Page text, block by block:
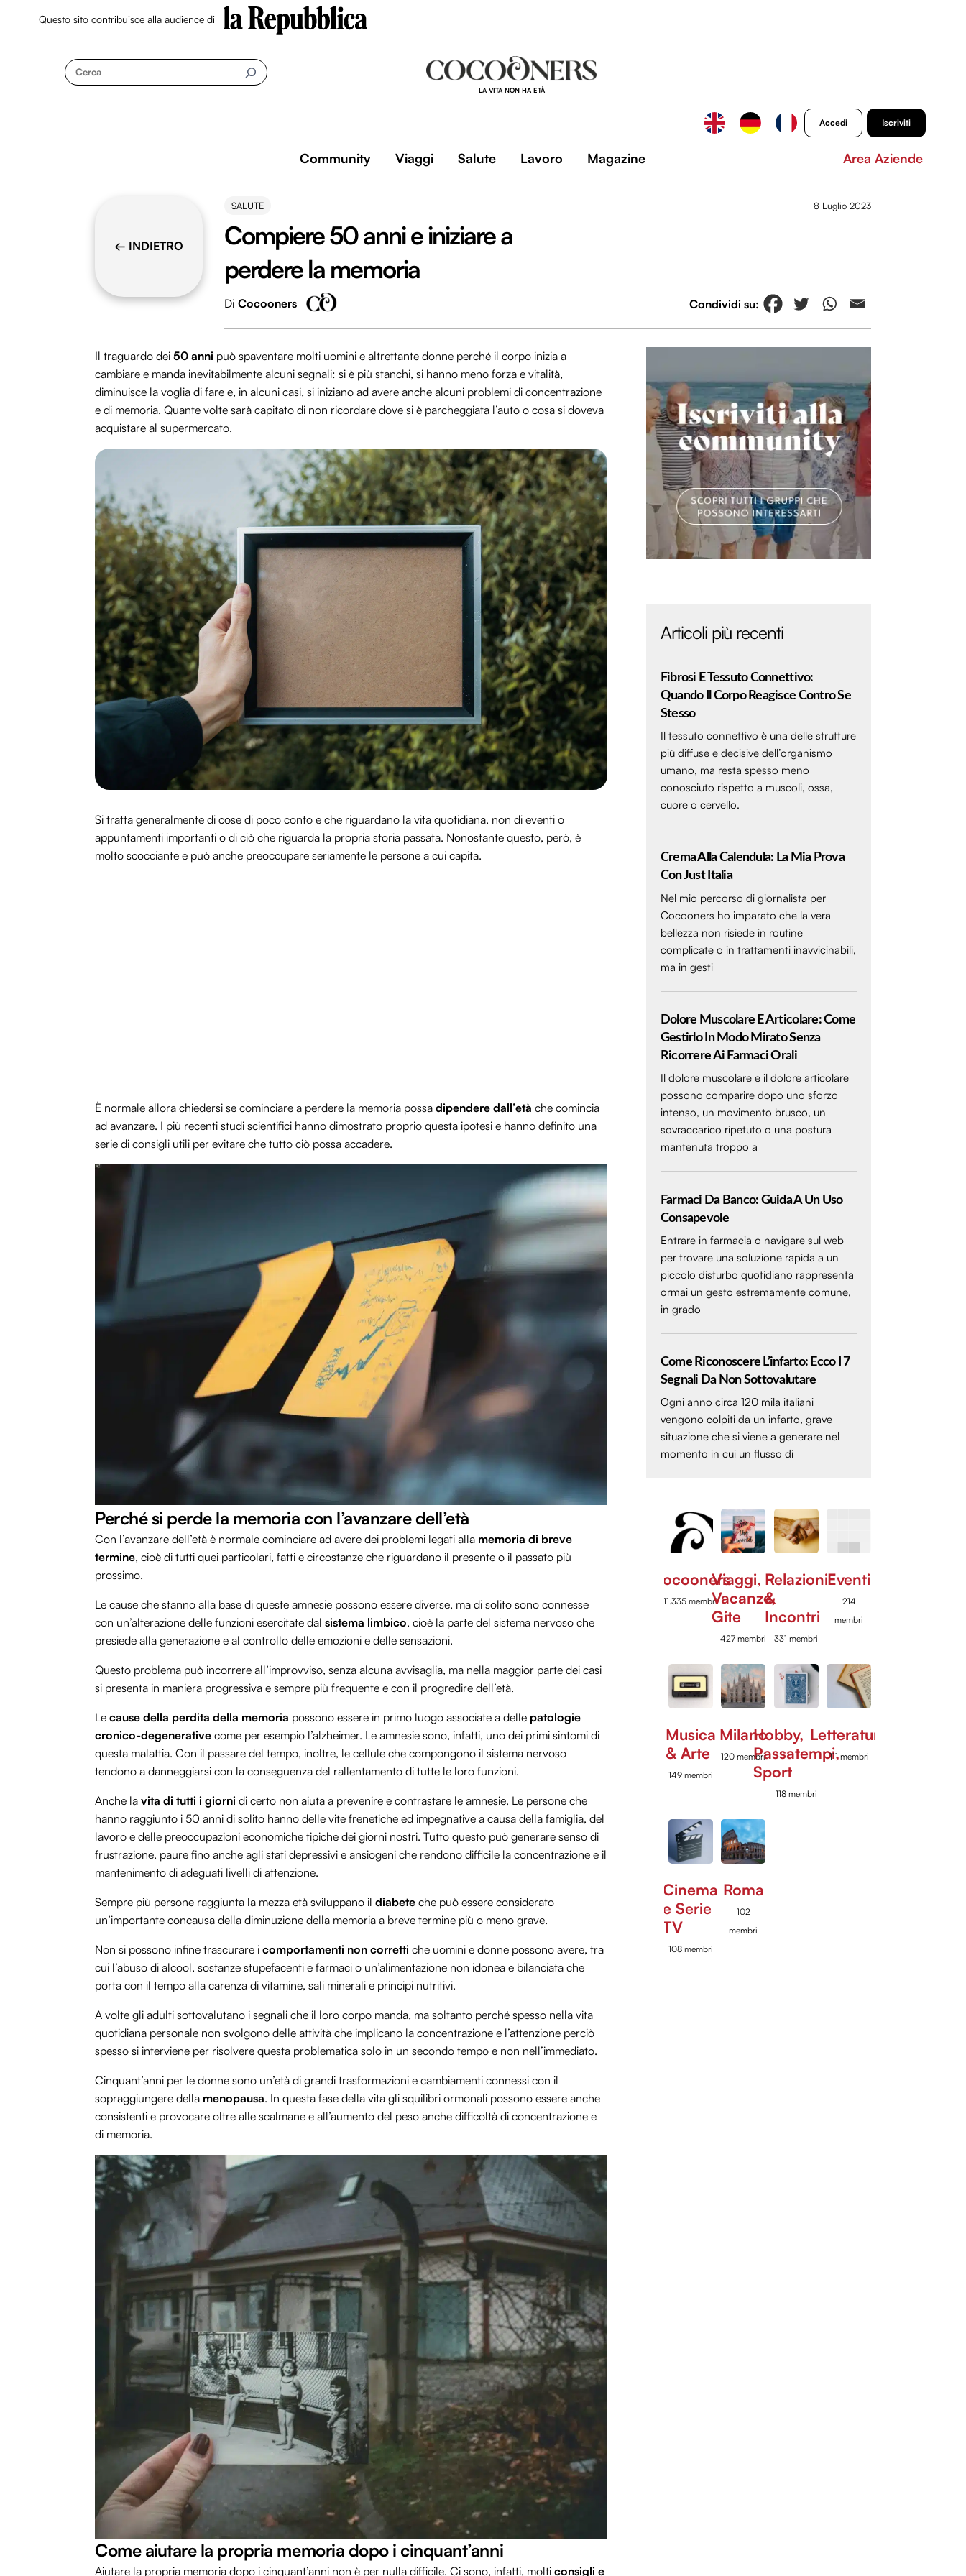
Questo sito contribuisce alla audience di
Cerca
LA VITA NON HA ETÀ
Accedi Iscriviti
Community Viaggi Salute Lavoro Magazine Area Aziende
← INDIETRO
SALUTE 8 Luglio 2023
Compiere 50 anni e iniziare a
perdere la memoria
Di Cocooners
Il traguardo dei 50 anni può spaventare molti uomini e altrettante donne perché il corpo inizia a
cambiare e manda inevitabilmente alcuni segnali: si è più stanchi, si hanno meno forza e vitalità,
diminuisce la voglia di fare e, in alcuni casi, si iniziano ad avere anche alcuni problemi di concentrazione
e di memoria. Quante volte sarà capitato di non ricordare dove si è parcheggiata l’auto o cosa si doveva
acquistare al supermercato.
Si tratta generalmente di cose di poco conto e che riguardano la vita quotidiana, non di eventi o
appuntamenti importanti o di ciò che riguarda la propria storia passata. Nonostante questo, però, è
molto scocciante e può anche preoccupare seriamente le persone a cui capita.
È normale allora chiedersi se cominciare a perdere la memoria possa dipendere dall’età che comincia
ad avanzare. I più recenti studi scientifici hanno dimostrato proprio questa ipotesi e hanno definito una
serie di consigli utili per evitare che tutto ciò possa accadere.
Perché si perde la memoria con l’avanzare dell’età
Con l’avanzare dell’età è normale cominciare ad avere dei problemi legati alla memoria di breve
termine, cioè di tutti quei particolari, fatti e circostanze che riguardano il presente o il passato più
prossimo.
Le cause che stanno alla base di queste amnesie possono essere diverse, ma di solito sono connesse
con un’alterazione delle funzioni esercitate dal sistema limbico, cioè la parte del sistema nervoso che
presiede alla generazione e al controllo delle emozioni e delle sensazioni.
Questo problema può incorrere all’improvviso, senza alcuna avvisaglia, ma nella maggior parte dei casi
si presenta in maniera progressiva e sempre più frequente e con il progredire dell’età.
Le cause della perdita della memoria possono essere in primo luogo associate a delle patologie
cronico-degenerative come per esempio l’alzheimer. Le amnesie sono, infatti, uno dei primi sintomi di
questa malattia. Con il passare del tempo, inoltre, le cellule che compongono il sistema nervoso
tendono a danneggiarsi con la conseguenza del rallentamento di tutte le loro funzioni.
Anche la vita di tutti i giorni di certo non aiuta a prevenire e contrastare le amnesie. Le persone che
hanno raggiunto i 50 anni di solito hanno delle vite frenetiche ed impegnative a causa della famiglia, del
lavoro e delle preoccupazioni economiche tipiche dei giorni nostri. Tutto questo può generare senso di
frustrazione, paure fino anche agli stati depressivi e ansiogeni che rendono difficile la concentrazione e il
mantenimento di adeguati livelli di attenzione.
Sempre più persone raggiunta la mezza età sviluppano il diabete che può essere considerato
un’importante concausa della diminuzione della memoria a breve termine più o meno grave.
Non si possono infine trascurare i comportamenti non corretti che uomini e donne possono avere, tra
cui l’abuso di alcool, sostanze stupefacenti e farmaci o un’alimentazione non idonea e bilanciata che
porta con il tempo alla carenza di vitamine, sali minerali e principi nutritivi.
A volte gli adulti sottovalutano i segnali che il loro corpo manda, ma soltanto perché spesso nella vita
quotidiana personale non svolgono delle attività che implicano la concentrazione e l’attenzione perciò
spesso si interviene per risolvere questa problematica solo in un secondo tempo e non nell’immediato.
Cinquant’anni per le donne sono un’età di grandi trasformazioni e cambiamenti connessi con il
sopraggiungere della menopausa. In questa fase della vita gli squilibri ormonali possono essere anche
consistenti e provocare oltre alle scalmane e all’aumento del peso anche difficoltà di concentrazione e
di memoria.
Come aiutare la propria memoria dopo i cinquant’anni
Aiutare la propria memoria dopo i cinquant’anni non è per nulla difficile. Ci sono, infatti, molti consigli e
Articoli più recenti
Fibrosi E Tessuto Connettivo:
Quando Il Corpo Reagisce Contro Se
Stesso
Il tessuto connettivo è una delle strutture
più diffuse e decisive dell’organismo
umano, ma resta spesso meno
conosciuto rispetto a muscoli, ossa,
cuore o cervello.
Crema Alla Calendula: La Mia Prova
Con Just Italia
Nel mio percorso di giornalista per
Cocooners ho imparato che la vera
bellezza non risiede in routine
complicate o in trattamenti inavvicinabili,
ma in gesti
Dolore Muscolare E Articolare: Come
Gestirlo In Modo Mirato Senza
Ricorrere Ai Farmaci Orali
Il dolore muscolare e il dolore articolare
possono comparire dopo uno sforzo
intenso, un movimento brusco, un
sovraccarico ripetuto o una postura
mantenuta troppo a
Farmaci Da Banco: Guida A Un Uso
Consapevole
Entrare in farmacia o navigare sul web
per trovare una soluzione rapida a un
piccolo disturbo quotidiano rappresenta
ormai un gesto estremamente comune,
in grado
Come Riconoscere L’infarto: Ecco I 7
Segnali Da Non Sottovalutare
Ogni anno circa 120 mila italiani
vengono colpiti da un infarto, grave
situazione che si viene a generare nel
momento in cui un flusso di
Cocooners
11.335 membri
Viaggi,
Vacanze,
Gite
427 membri
Relazioni
&
Incontri
331 membri
Eventi
214
membri
Musica
& Arte
149 membri
Milano
120 membri
Hobby,
Passatempi,
Sport
118 membri
Letteratura
111 membri
Cinema
e Serie
TV
108 membri
Roma
102
membri